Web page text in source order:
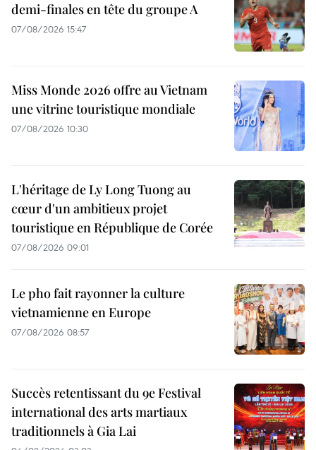
demi-finales en tête du groupe A
07/08/2026 15:47
Miss Monde 2026 offre au Vietnam
une vitrine touristique mondiale
07/08/2026 10:30
L'héritage de Ly Long Tuong au
cœur d'un ambitieux projet
touristique en République de Corée
07/08/2026 09:01
Le pho fait rayonner la culture
vietnamienne en Europe
07/08/2026 08:57
Succès retentissant du 9e Festival
international des arts martiaux
traditionnels à Gia Lai